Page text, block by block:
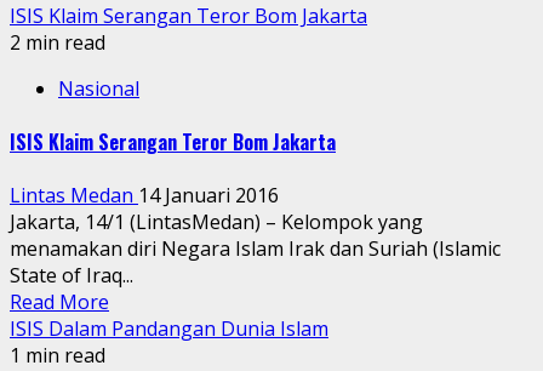
ISIS Klaim Serangan Teror Bom Jakarta
2 min read
Nasional
ISIS Klaim Serangan Teror Bom Jakarta
Lintas Medan 14 Januari 2016
Jakarta, 14/1 (LintasMedan) – Kelompok yang
menamakan diri Negara Islam Irak dan Suriah (Islamic
State of Iraq...
Read More
ISIS Dalam Pandangan Dunia Islam
1 min read